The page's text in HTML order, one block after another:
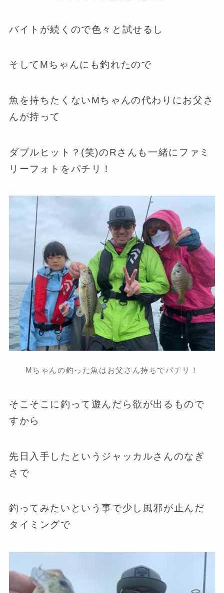
バイトが続くので色々と試せるし
そしてMちゃんにも釣れたので
魚を持ちたくないMちゃんの代わりにお父さ
んが持って
ダブルヒット？(笑)のRさんも一緒にファミ
リーフォトをパチリ！
Mちゃんの釣った魚はお父さん持ちでパチリ！
そこそこに釣って遊んだら欲が出るもので
すから
先日入手したというジャッカルさんのなぎ
さで
釣ってみたいという事で少し風邪が止んだ
タイミングで